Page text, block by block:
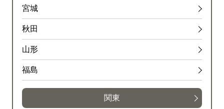
宮城
秋田
山形
福島
関東